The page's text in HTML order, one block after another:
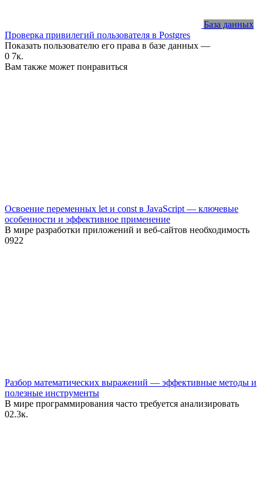
База данных
Проверка привилегий пользователя в Postgres
Показать пользователю его права в базе данных —
0 7к.
Вам также может понравиться
Освоение переменных let и const в JavaScript — ключевые
особенности и эффективное применение
В мире разработки приложений и веб-сайтов необходимость
0922
Разбор математических выражений — эффективные методы и
полезные инструменты
В мире программирования часто требуется анализировать
02.3к.